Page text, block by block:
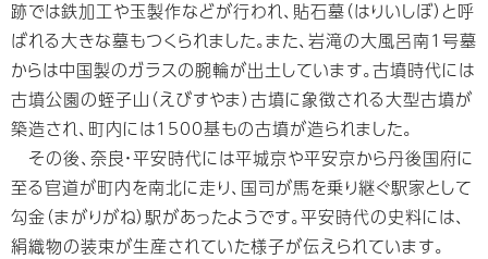
跡では鉄加工や玉製作などが行われ、貼石墓（はりいしぼ）と呼
ばれる大きな墓もつくられました。また、岩滝の大風呂南1号墓
からは中国製のガラスの腕輪が出土しています。古墳時代には
古墳公園の蛭子山（えびすやま）古墳に象徴される大型古墳が
築造され、町内には1500基もの古墳が造られました。
その後、奈良・平安時代には平城京や平安京から丹後国府に
至る官道が町内を南北に走り、国司が馬を乗り継ぐ駅家として
勾金（まがりがね）駅があったようです。平安時代の史料には、
絹織物の装束が生産されていた様子が伝えられています。